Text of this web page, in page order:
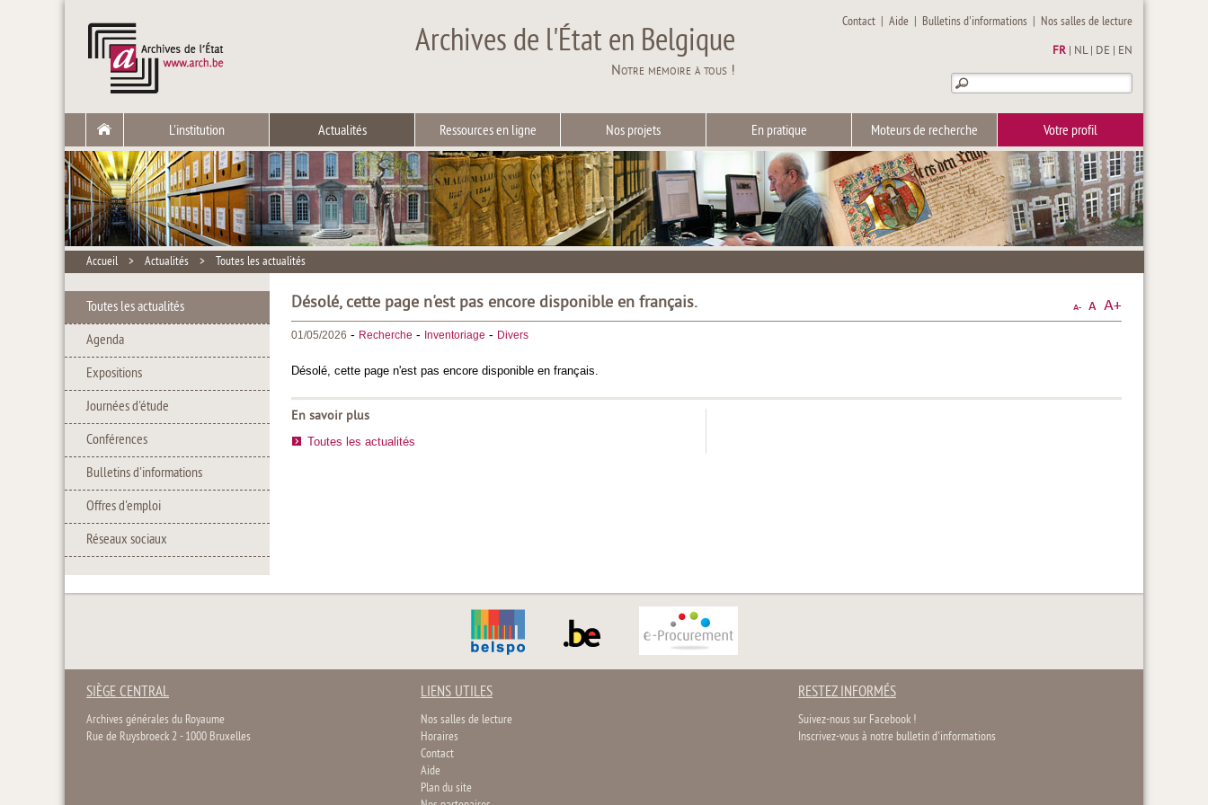
Archives de l'État en Belgique
Notre mémoire à tous !
Contact |Aide | Bulletins d'informations | Nos salles de lecture
FR NL| DE EN
L'institution Actualités Ressources en ligne Nos projets En pratique Moteurs de recherche Votre profil
Accueil > Actualités > Toutes les actualités
Toutes les actualités
Agenda
Expositions
Journées d'étude
Conférences
Bulletins d'informations
Offres d'emploi
Réseaux sociaux
Désolé, cette page n'est pas encore disponible en français.
01/05/2026 - Recherche - Inventoriage - Divers
Désolé, cette page n'est pas encore disponible en français.
En savoir plus
Toutes les actualités
SIÈGE CENTRAL
Archives générales du Royaume
Rue de Ruysbroeck 2 - 1000 Bruxelles
LIENS UTILES
Nos salles de lecture
Horaires
Contact
Aide
Plan du site
RESTEZ INFORMÉS
Suivez-nous sur Facebook !
Inscrivez-vous à notre bulletin d'informations